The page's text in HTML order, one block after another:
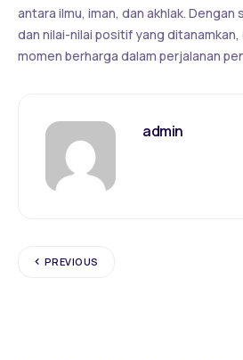
antara ilmu, iman, dan akhlak.
dan nilai-nilai positif yang
momen berharga dalam perjalanan
admin
PREVIOUS